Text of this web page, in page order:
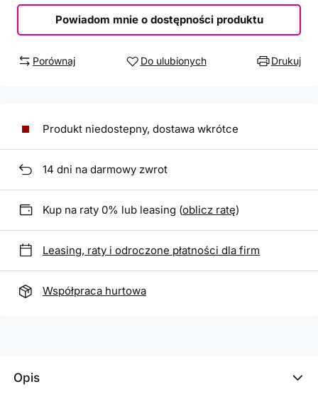
Powiadom mnie o dostępności produktu
Porównaj Do ulubionych Drukuj
Produkt niedostepny, dostawa wkrótce
14 dni na darmowy zwrot
Kup na raty 0% lub leasing (oblicz ratę)
Leasing, raty i odroczone płatności dla firm
Współpraca hurtowa
Opis